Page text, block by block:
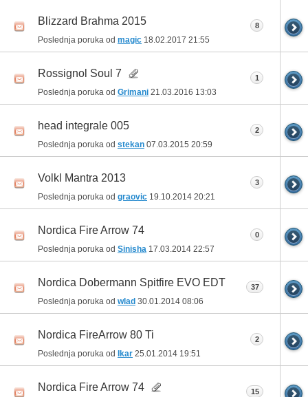
Blizzard Brahma 2015
Poslednja poruka od magic 18.02.2017 21:55
8
Rossignol Soul 7
Poslednja poruka od Grimani 21.03.2016 13:03
1
head integrale 005
Poslednja poruka od stekan 07.03.2015 20:59
2
Volkl Mantra 2013
Poslednja poruka od graovic 19.10.2014 20:21
3
Nordica Fire Arrow 74
Poslednja poruka od Sinisha 17.03.2014 22:57
0
Nordica Dobermann Spitfire EVO EDT
Poslednja poruka od wlad 30.01.2014 08:06
37
Nordica FireArrow 80 Ti
Poslednja poruka od Ikar 25.01.2014 19:51
2
Nordica Fire Arrow 74 15